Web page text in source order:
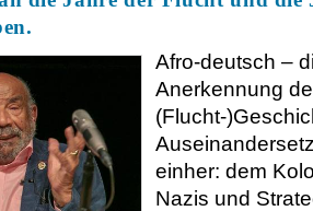
Afro-deutsch –
Anerkennung
(Flucht-
einher: dem
Nazis und